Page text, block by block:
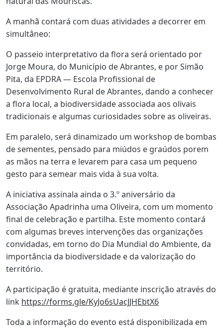
A manhã contará com duas atividades a decorrer em
simultâneo:
O passeio interpretativo da flora será orientado por
Jorge Moura, do Município de Abrantes, e por Simão
Pita, da EPDRA — Escola Profissional de
Desenvolvimento Rural de Abrantes, dando a conhecer
a flora local, a biodiversidade associada aos olivais
tradicionais e algumas curiosidades sobre as oliveiras.
Em paralelo, será dinamizado um workshop de bombas
de sementes, pensado para miúdos e graúdos porem
as mãos na terra e levarem para casa um pequeno
gesto para semear mais vida à sua volta.
A iniciativa assinala ainda o 3.º aniversário da
Associação Apadrinha uma Oliveira, com um momento
final de celebração e partilha. Este momento contará
com algumas breves intervenções das organizações
convidadas, em torno do Dia Mundial do Ambiente, da
importância da biodiversidade e da valorização do
território.
A participação é gratuita, mediante inscrição através do
link https://forms.gle/KyJo6sUacJJHEbtX6
Toda a informação do evento está disponibilizada em